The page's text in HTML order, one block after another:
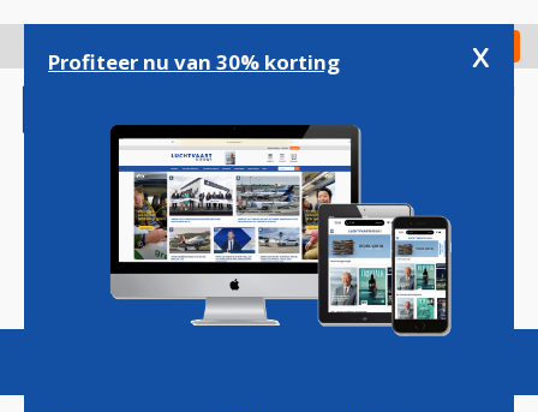
gaan
Check in
Magazine Podcasts Vacatures
Profiteer nu van 30% korting x